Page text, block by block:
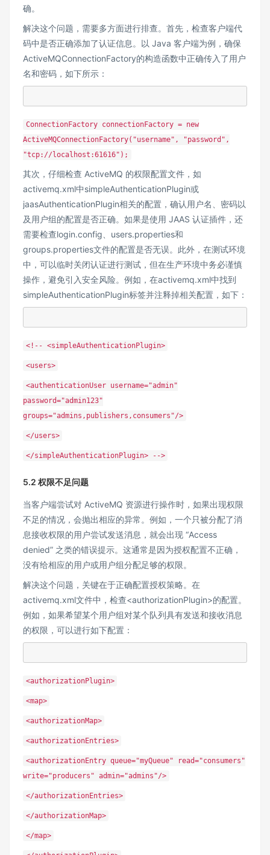
确。
解决这个问题，需要多方面进行排查。首先，检查客户端代
码中是否正确添加了认证信息。以 Java 客户端为例，确保
ActiveMQConnectionFactory的构造函数中正确传入了用户
名和密码，如下所示：
ConnectionFactory connectionFactory = new
ActiveMQConnectionFactory("username", "password",
"tcp://localhost:61616");
其次，仔细检查 ActiveMQ 的权限配置文件，如
activemq.xml中simpleAuthenticationPlugin或
jaasAuthenticationPlugin相关的配置，确认用户名、密码以
及用户组的配置是否正确。如果是使用 JAAS 认证插件，还
需要检查login.config、users.properties和
groups.properties文件的配置是否无误。此外，在测试环境
中，可以临时关闭认证进行测试，但在生产环境中务必谨慎
操作，避免引入安全风险。例如，在activemq.xml中找到
simpleAuthenticationPlugin标签并注释掉相关配置，如下：
<!-- <simpleAuthenticationPlugin>
<users>
<authenticationUser username="admin"
password="admin123"
groups="admins,publishers,consumers"/>
</users>
</simpleAuthenticationPlugin> -->
5.2 权限不足问题
当客户端尝试对 ActiveMQ 资源进行操作时，如果出现权限
不足的情况，会抛出相应的异常。例如，一个只被分配了消
息接收权限的用户尝试发送消息，就会出现 “Access
denied” 之类的错误提示。这通常是因为授权配置不正确，
没有给相应的用户或用户组分配足够的权限。
解决这个问题，关键在于正确配置授权策略。在
activemq.xml文件中，检查<authorizationPlugin>的配置。
例如，如果希望某个用户组对某个队列具有发送和接收消息
的权限，可以进行如下配置：
<authorizationPlugin>
<map>
<authorizationMap>
<authorizationEntries>
<authorizationEntry queue="myQueue" read="consumers"
write="producers" admin="admins"/>
</authorizationEntries>
</authorizationMap>
</map>